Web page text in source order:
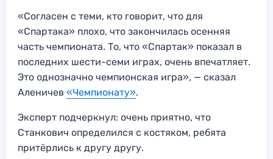
«Согласен с теми, кто говорит, что для
«Спартака» плохо, что закончилась осенняя
часть чемпионата. То, что «Спартак» показал в
последних шести-семи играх, очень впечатляет.
Это однозначно чемпионская игра», — сказал
Аленичев «Чемпионату».
Эксперт подчеркнул: очень приятно, что
Станкович определился с костяком, ребята
притёрлись к другу другу.